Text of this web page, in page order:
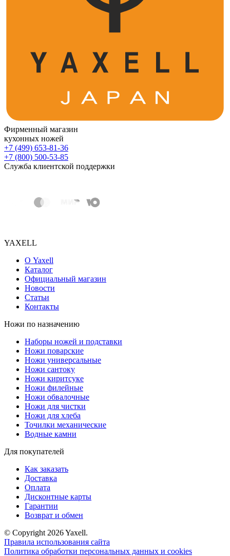
Фирменный магазин
кухонных ножей
+7 (499) 653-81-36
+7 (800) 500-53-85
Служба клиентской поддержки
YAXELL
О Yaxell
Каталог
Официальный магазин
Новости
Статьи
Контакты
Ножи по назначению
Наборы ножей и подставки
Ножи поварские
Ножи универсальные
Ножи сантоку
Ножи киритсуке
Ножи филейные
Ножи обвалочные
Ножи для чистки
Ножи для хлеба
Точилки механические
Водные камни
Для покупателей
Как заказать
Доставка
Оплата
Дисконтные карты
Гарантии
Возврат и обмен
© Copyright 2026 Yaxell.
Правила использования сайта
Политика обработки персональных данных и cookies